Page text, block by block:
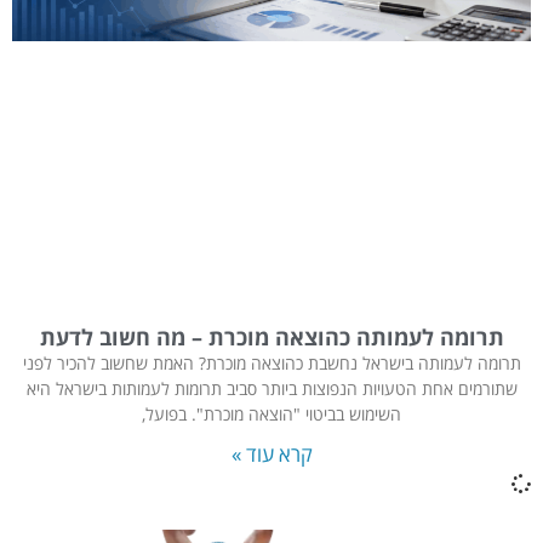
תרומה לעמותה כהוצאה מוכרת – מה חשוב לדעת
תרומה לעמותה בישראל נחשבת כהוצאה מוכרת? האמת שחשוב להכיר לפני
שתורמים אחת הטעויות הנפוצות ביותר סביב תרומות לעמותות בישראל היא
השימוש בביטוי "הוצאה מוכרת". בפועל,
קרא עוד »